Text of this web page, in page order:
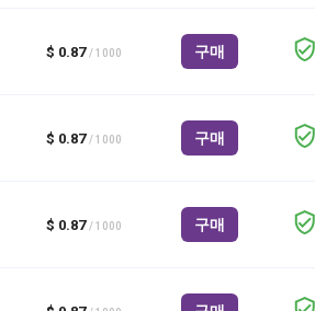
$ 0.87 / 1000 구매
$ 0.87 / 1000 구매
$ 0.87 / 1000 구매